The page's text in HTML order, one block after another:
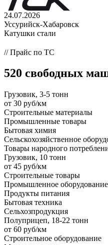
24.07.2026
Уссурийск-Хабаровск
Катушки стали
// Прайс по ТС
520 свободных
Грузовик, 3-5 тонн
от 30 руб/км
Строительные материалы
Промышленные товары
Бытовая химия
Сельскохозяйственное
Товары народного
Грузовик, 10 тонн
от 45 руб/км
Строительные товары
Промышленное оборудование
Продукты питания
Бытовая техника
Сельхозпродукция
Полуприцеп, 18-22 тонн
от 60 руб/км
Строительное оборудование